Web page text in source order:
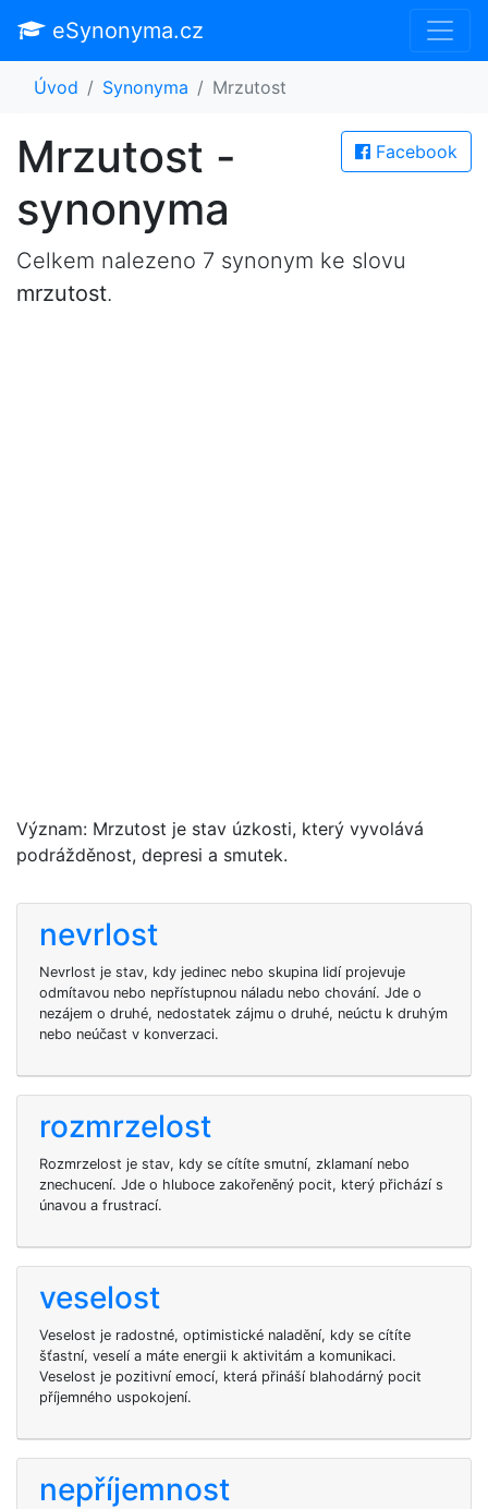
eSynonyma.cz
Úvod Synonyma Mrzutost
Facebook
Mrzutost -
synonyma
Celkem nalezeno 7 synonym ke slovu
mrzutost.
Význam: Mrzutost je stav úzkosti, který vyvolává
podrážděnost, depresi a smutek.
nevrlost
Nevrlost je stav, kdy jedinec nebo skupina lidí projevuje
odmítavou nebo nepřístupnou náladu nebo chování. Jde o
nezájem o druhé, nedostatek zájmu o druhé, neúctu k druhým
nebo neúčast v konverzaci.
rozmrzelost
Rozmrzelost je stav, kdy se cítíte smutní, zklamaní nebo
znechucení. Jde o hluboce zakořeněný pocit, který přichází s
únavou a frustrací.
veselost
Veselost je radostné, optimistické naladění, kdy se cítíte
šťastní, veselí a máte energii k aktivitám a komunikaci.
Veselost je pozitivní emocí, která přináší blahodárný pocit
příjemného uspokojení.
nepříjemnost